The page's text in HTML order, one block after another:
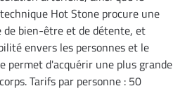
Hot Stone procure une
de bien-être et de détente, et
envers les personnes et le
permet d'acquérir une plus grande
Tarifs par personne : 50